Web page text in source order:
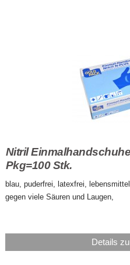
Nitril
Pkg=100 Stk.
blau, puderfrei, latexfrei,
gegen viele Säuren und Laugen,
Details